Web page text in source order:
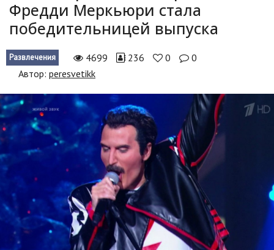
Экономика
Hi-Tech. Интернет
Россия
Наука и техника
Политика
Образование
В мире
Культура
Авто, мото
Фредди Меркьюри стала
победительницей выпуска
Развлечения 4699 236 0
0
Автор: peresvetikk